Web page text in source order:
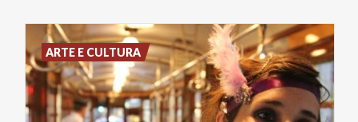
ARTE E CULTURA